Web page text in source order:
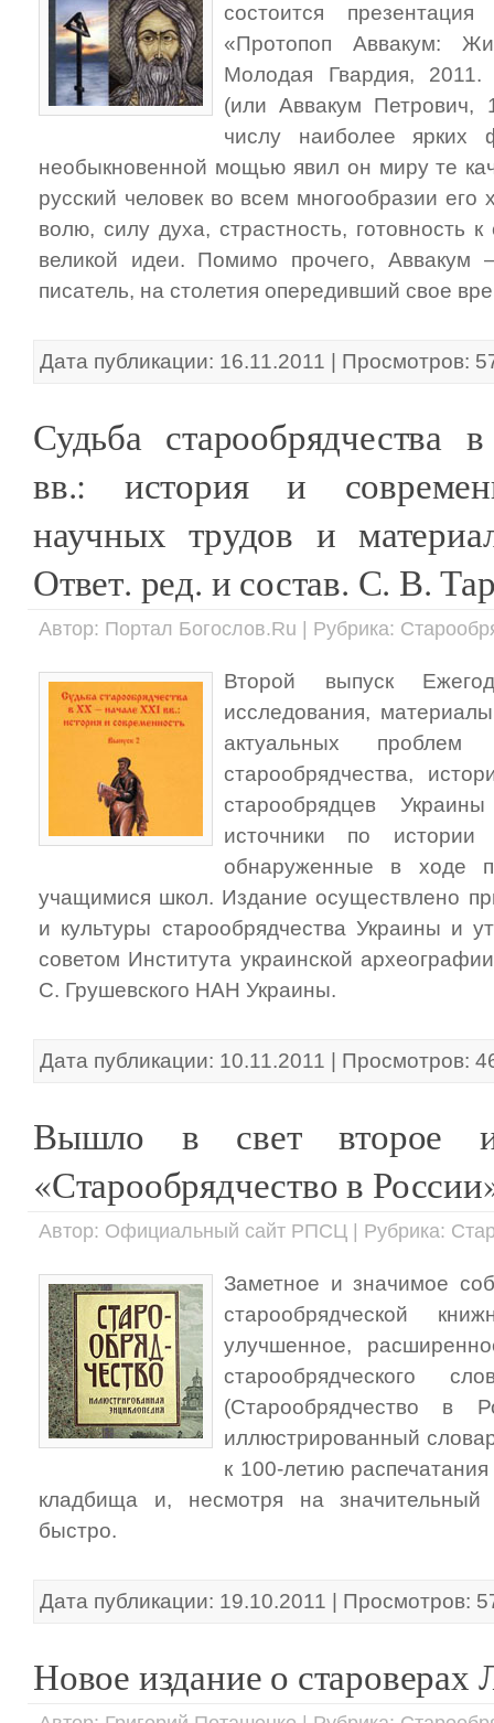
состоится
«Протопоп Аввакум:
Молодая Гвардия,
(или Аввакум Петрович,
числу наиболее ярких
необыкновенной мощью явил он миру те
русский человек во всем многообразии
волю, силу духа, страстность, готовность
великой идеи. Помимо прочего, Аввакум
писатель, на столетия опередивший свое
Дата публикации: 16.11.2011 | Просмотров:
Судьба старообрядчества
вв.: история и
научных трудов и
Ответ. ред. и состав. С. В.
Автор: Портал Богослов.Ru | Рубрика:
Второй выпуск
исследования,
актуальных проблем
старообрядчества,
старообрядцев
источники по истории
обнаруженные в ходе
учащимися школ. Издание осуществлено
и культуры старообрядчества Украины и
советом Института украинской
С. Грушевского НАН Украины.
Дата публикации: 10.11.2011 | Просмотров:
Вышло в свет второе
«Старообрядчество в
Автор: Официальный сайт РПСЦ | Рубрика:
Заметное и значимое
старообрядческой
улучшенное,
старообрядческого
(Старообрядчество в
иллюстрированный
к 100-летию
кладбища и, несмотря на
быстро.
Дата публикации: 19.10.2011 | Просмотров:
Новое издание о староверах